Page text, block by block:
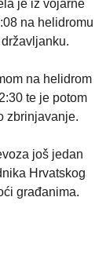
je iz vojarne
na helidromu
na helidrom
te je potom
zbrinjavanje.
još jedan
Hrvatskog
građanima.